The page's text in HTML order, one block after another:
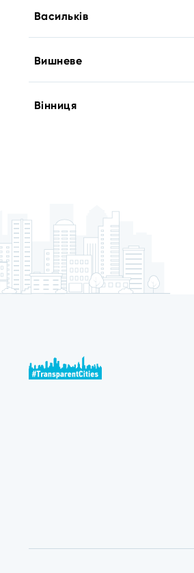
Васильків
Вишневе
Вінниця